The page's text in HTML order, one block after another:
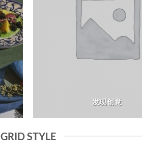
发现创意
GRID STYLE